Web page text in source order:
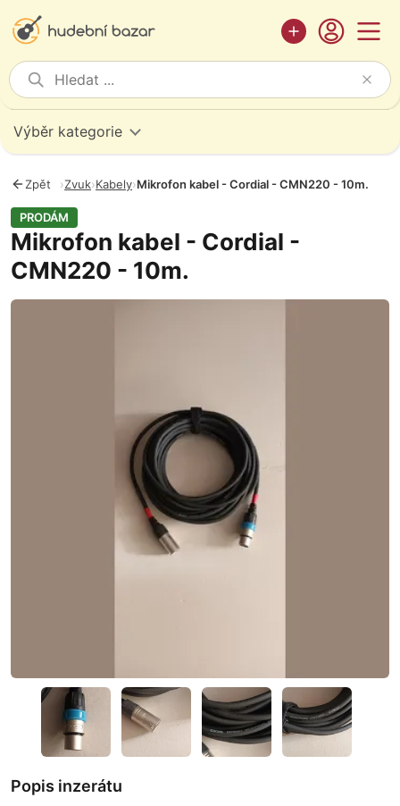
Výběr kategorie
Zpět ›Zvuk›Kabely›Mikrofon kabel - Cordial - CMN220 - 10m.
PRODÁM
Mikrofon kabel - Cordial -
CMN220 - 10m.
Fotografie
Popis inzerátu